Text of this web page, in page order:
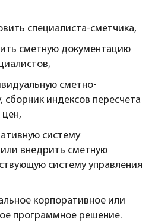
специалиста-сметчика,
сметную документацию
сметно-
сборник индексов пересчета
цен,
систему
внедрить сметную
систему управления
корпоративное или
программное решение.